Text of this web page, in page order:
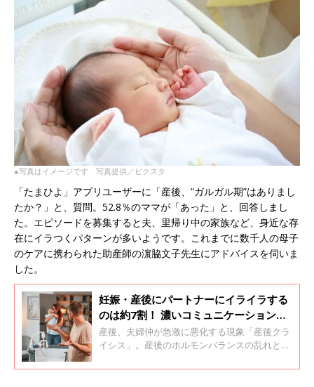
●写真はイメージです 写真提供／ピクスタ
「たまひよ」アプリユーザーに「産後、“ガルガル期”はありまし
たか？」と、質問。52.8％のママが「あった」と、回答しまし
た。エピソードを募集すると夫、里帰り中の家族など、身近な存
在にイラつくパターンが多いようです。これまでに数千人の母子
のケアに携わられた助産師の濵脇文子先生にアドバイスを伺いま
した。
妊娠・産後にパートナーにイライラする
のは約7割！ 濃いコミュニケーションと
休息を取ることが不仲を引きずらないコ
ツ
産後、夫婦仲が急激に悪化する現象「産後クラ
イシス」。産後のホルモンバランスの乱れと寝
な変化が起こるママとパパの間でのコミュニケ